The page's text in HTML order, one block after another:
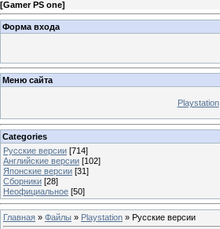
[Gamer PS one]
Форма входа
Меню сайта
Playstation
Categories
Русские версии [714]
Английские версии [102]
Японские версии [31]
Сборники [28]
Неофициальное [50]
Главная » Файлы » Playstation » Русские версии